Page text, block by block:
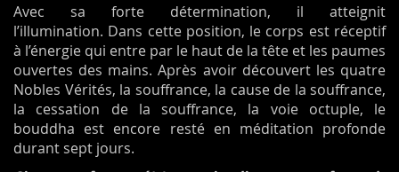
Avec sa forte détermination, il atteignit
l’illumination. Dans cette position, le corps est réceptif
à l’énergie qui entre par le haut de la tête et les paumes
ouvertes des mains. Après avoir découvert les quatre
Nobles Vérités, la souffrance, la cause de la souffrance,
la cessation de la souffrance, la voie octuple, le
bouddha est encore resté en méditation profonde
durant sept jours.